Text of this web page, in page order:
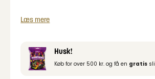
Læs mere
Husk!
Køb for over 500 kr. og få en gratis